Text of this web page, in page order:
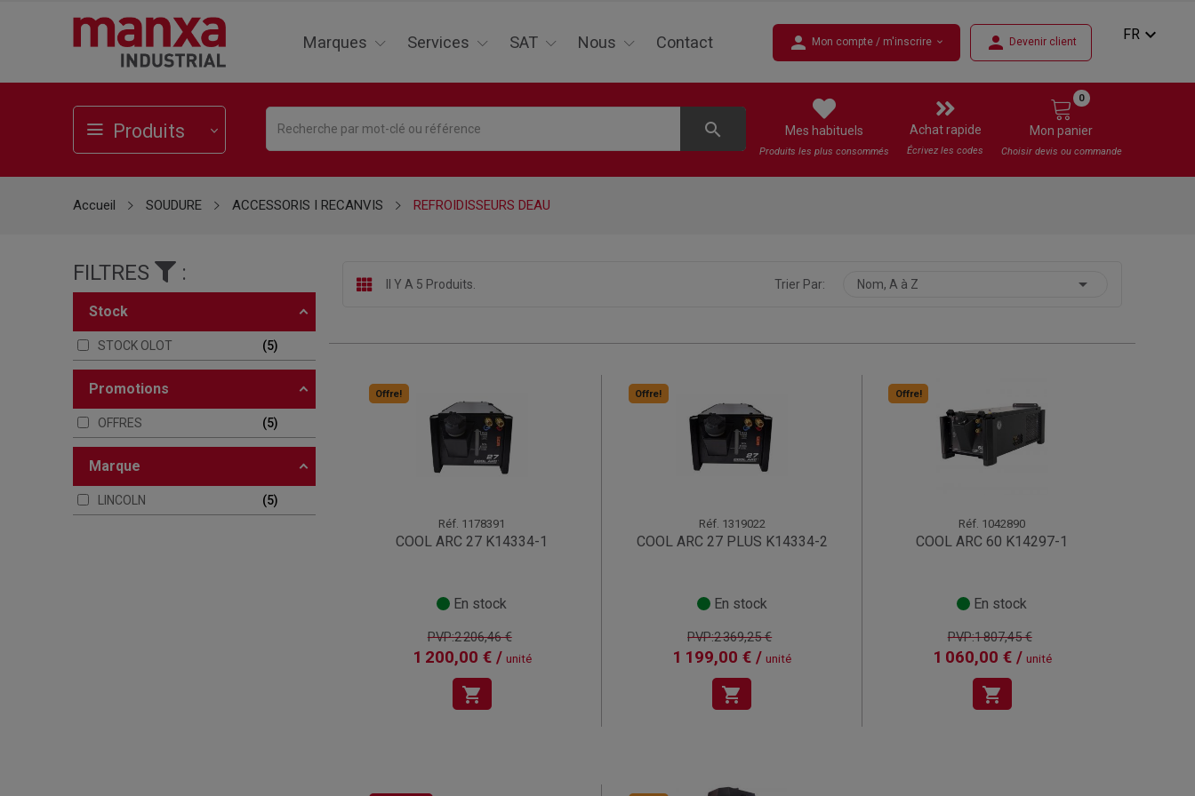
Marques Services SAT Nous Contact person Mon compte / m'inscrire expand_more person Devenir client FR expand_more
Produits search Mes habituels
Produits les plus consommés
Achat rapide
Écrivez les codes
Mon panier
0
Choisir devis ou commande
Accueil SOUDURE ACCESSORIS I RECANVIS REFROIDISSEURS DEAU
FILTRES :
stock
STOCK OLOT 5
promotions
OFFRES 5
marque
LINCOLN 5
Il Y A 5 Produits. Trier Par: Nom, A à Z 
Offre!
Réf. 1178391
COOL ARC 27 K14334-1
En stock
PVP:2 206,46 €
1 200,00 € / unité
shopping_cart
Offre!
Réf. 1319022
COOL ARC 27 PLUS K14334-2
En stock
PVP:2 369,25 €
1 199,00 € / unité
shopping_cart
Offre!
Réf. 1042890
COOL ARC 60 K14297-1
En stock
PVP:1 807,45 €
1 060,00 € / unité
shopping_cart